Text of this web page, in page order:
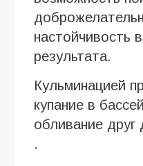
настойчивость
результата.
Кульминацией
купание в
обливание друг
.